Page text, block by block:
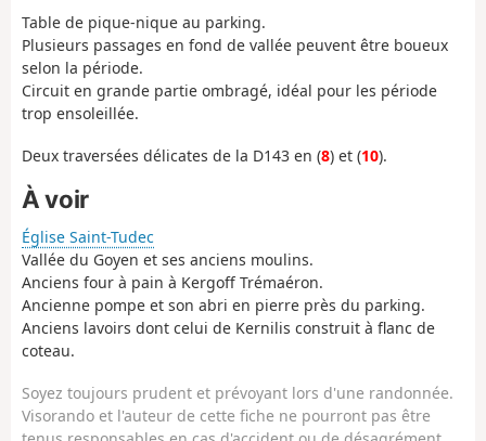
Table de pique-nique au parking.
Plusieurs passages en fond de vallée peuvent être boueux
selon la période.
Circuit en grande partie ombragé, idéal pour les période
trop ensoleillée.
Deux traversées délicates de la D143 en (8) et (10).
À voir
Église Saint-Tudec
Vallée du Goyen et ses anciens moulins.
Anciens four à pain à Kergoff Trémaéron.
Ancienne pompe et son abri en pierre près du parking.
Anciens lavoirs dont celui de Kernilis construit à flanc de
coteau.
Soyez toujours prudent et prévoyant lors d'une randonnée.
Visorando et l'auteur de cette fiche ne pourront pas être